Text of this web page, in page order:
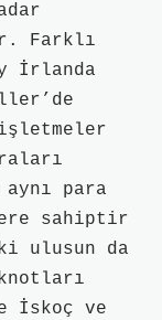
Farklı
İrlanda
para
sahiptir
ulusun da
İskoç ve